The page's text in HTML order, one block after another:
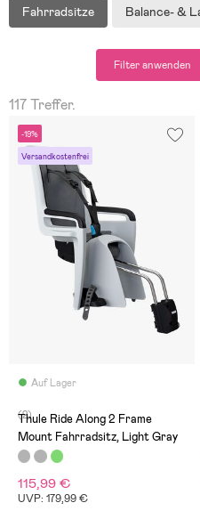
Fahrradsitze Balance- &
Filter anwenden
117 Treffer.
-19%
Versandkostenfrei
Auf Lager
(2)
Thule Ride Along 2 Frame
Mount Fahrradsitz, Light Gray
115,99 €
UVP: 179,99 €